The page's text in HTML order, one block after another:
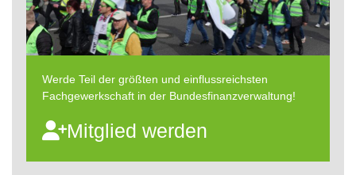
Werde Teil der größten und einflussreichsten
Fachgewerkschaft in der Bundesfinanzverwaltung!
Mitglied werden